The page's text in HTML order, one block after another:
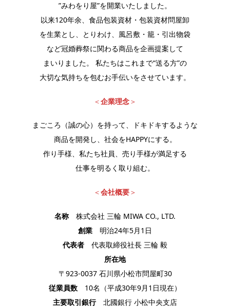
”みわをり屋”を開業いたしました。
以来120年余、食品包装資材・包装資材問屋卸
を生業とし、とりわけ、風呂敷・籠・引出物袋
など冠婚葬祭に関わる商品を企画提案して
まいりました。 私たちはこれまで“送る方”の
大切な気持ちを包むお手伝いをさせています。
＜企業理念＞
まごころ（誠の心）を持って、ドキドキするような
商品を開発し、社会をHAPPYにする。
作り手様、私たち社員、売り手様が満足する
仕事を明るく取り組む。
＜会社概要＞
名称 株式会社 三輪 MIWA CO., LTD.
創業 明治24年5月1日
代表者 代表取締役社長 三輪 毅
所在地
〒923-0037 石川県小松市問屋町30
従業員数 10名（平成30年9月1日現在）
主要取引銀行北國銀行 小松中央支店